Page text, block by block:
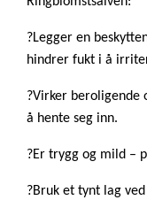
?Legger en
hindrer fukt i å
?Virker beroligende
å hente seg inn.
?Er trygg og mild –
?Bruk et tynt lag